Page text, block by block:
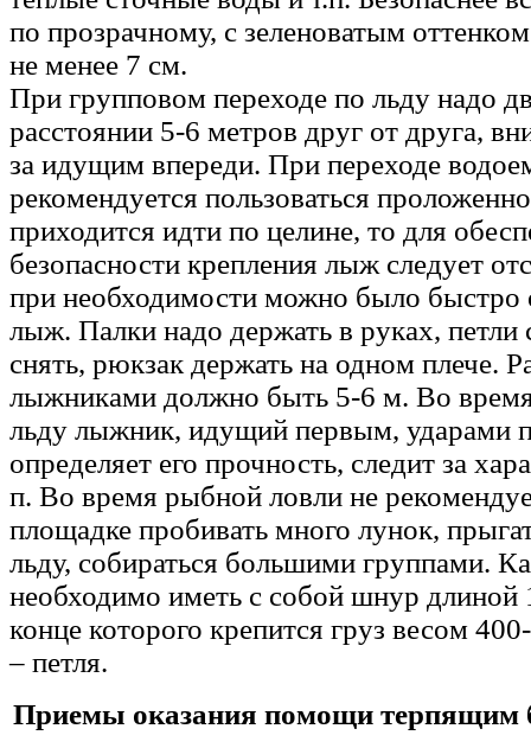
по прозрачному, с зеленоватым
не менее 7 см.
При групповом переходе по льду надо
расстоянии 5-6 метров друг от друга,
за идущим впереди. При переходе
рекомендуется пользоваться
приходится идти по целине, то для
безопасности крепления лыж следует
при необходимости можно было быстро
лыж. Палки надо держать в руках, петли
снять, рюкзак держать на одном плече.
лыжниками должно быть 5-6 м. Во
льду лыжник, идущий первым, ударами
определяет его прочность, следит за
п. Во время рыбной ловли не
площадке пробивать много лунок,
льду, собираться большими группами.
необходимо иметь с собой шнур
конце которого крепится груз весом
– петля.
Приемы оказания помощи терпящим